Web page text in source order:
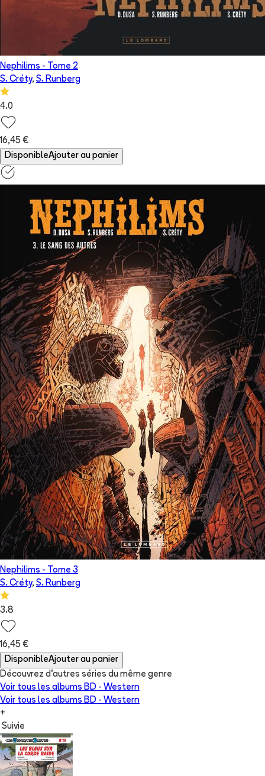
Nephilims - Tome 2
S. Créty, S. Runberg
4.0
16,45 €
DisponibleAjouter au panier
Nephilims - Tome 3
S. Créty, S. Runberg
3.8
16,45 €
DisponibleAjouter au panier
Découvrez d'autres séries du même genre
Voir tous les albums BD - Western
Voir tous les albums BD - Western
+
Suivie